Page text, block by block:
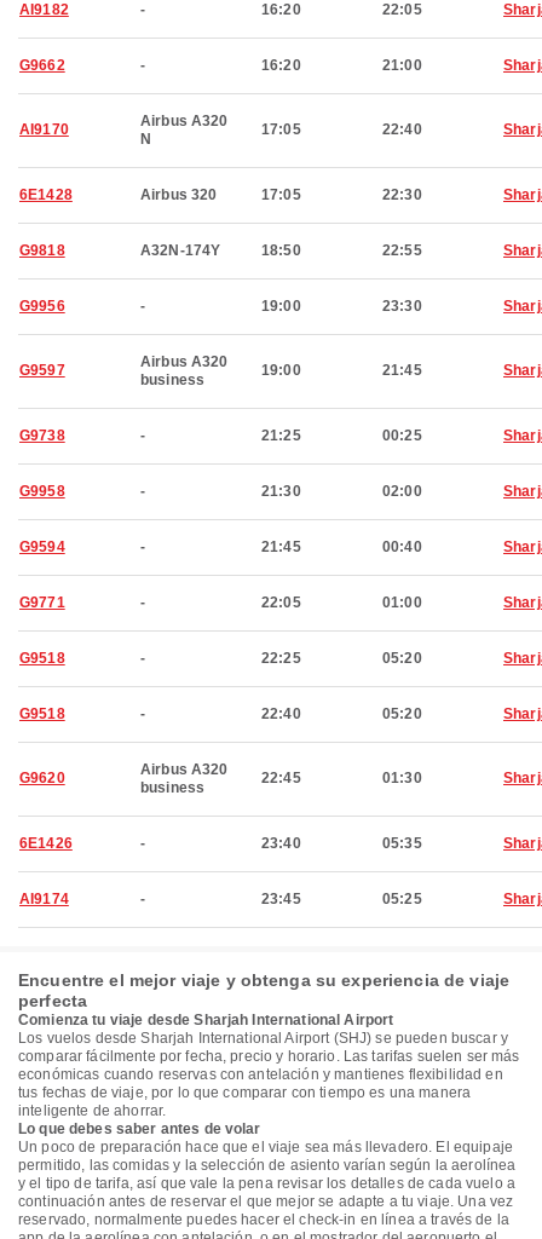
AI9182 - 16:20 22:05
G9662 - 16:20 21:00
AI9170
Airbus A320
N
17:05 22:40
6E1428 Airbus 320 17:05 22:30
G9818 A32N-174Y 18:50 22:55
G9956 - 19:00 23:30
G9597
Airbus A320
business
19:00 21:45
G9738 - 21:25 00:25
G9958 - 21:30 02:00
G9594 - 21:45 00:40
G9771 - 22:05 01:00
G9518 - 22:25 05:20
G9518 - 22:40 05:20
G9620
Airbus A320
business
22:45 01:30
6E1426 - 23:40 05:35
AI9174 - 23:45 05:25
Encuentre el mejor viaje y obtenga su experiencia de viaje
perfecta
Comienza tu viaje desde Sharjah International Airport
Los vuelos desde Sharjah International Airport (SHJ) se pueden buscar y
comparar fácilmente por fecha, precio y horario. Las tarifas suelen ser más
económicas cuando reservas con antelación y mantienes flexibilidad en
tus fechas de viaje, por lo que comparar con tiempo es una manera
inteligente de ahorrar.
Lo que debes saber antes de volar
Un poco de preparación hace que el viaje sea más llevadero. El equipaje
permitido, las comidas y la selección de asiento varían según la aerolínea
y el tipo de tarifa, así que vale la pena revisar los detalles de cada vuelo a
continuación antes de reservar el que mejor se adapte a tu viaje. Una vez
reservado, normalmente puedes hacer el check-in en línea a través de la